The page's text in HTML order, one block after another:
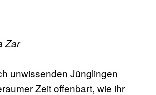
Zar
unwissenden Jünglingen
Zeit offenbart, wie ihr